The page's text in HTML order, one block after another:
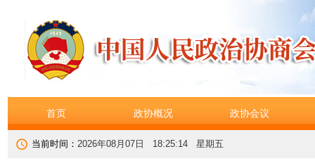
首页 政协概况 政协会议
当前时间： 2026年08月07日 18:25:15 星期五